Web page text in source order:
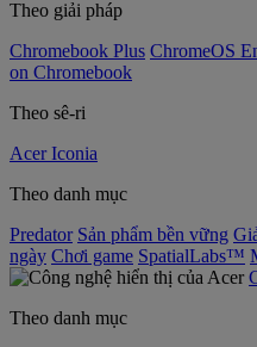
Theo giải pháp
Chromebook Plus ChromeOS
on Chromebook
Theo sê-ri
Acer Iconia
Theo danh mục
Predator Sản phẩm bền vững
ngày Chơi game SpatialLabs™
Theo danh mục